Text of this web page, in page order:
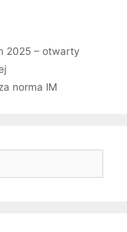
2025 – otwarty
norma IM